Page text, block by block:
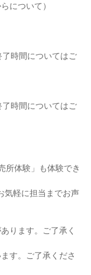
について）
時間についてはご
時間についてはご
所体験」も体験でき
気軽に担当までお声
ります。ご了承く
す。ご了承くださ